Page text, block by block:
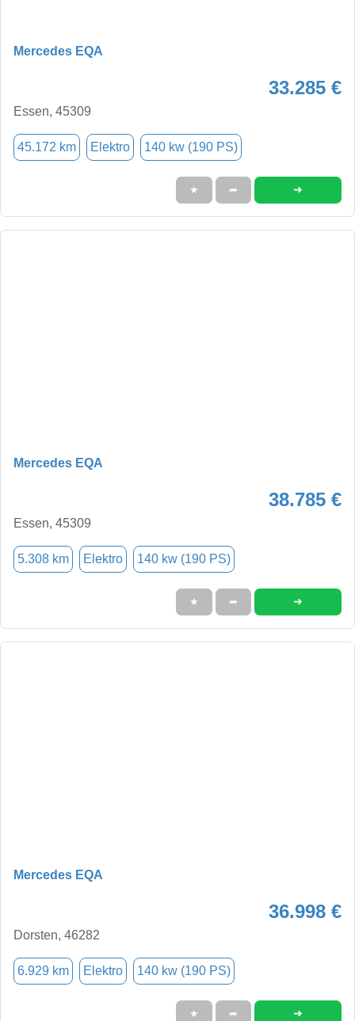
Mercedes EQA
33.285 €
Essen, 45309
45.172 km Elektro 140 kw (190 PS)
★ ➦ ➜
Mercedes EQA
38.785 €
Essen, 45309
5.308 km Elektro 140 kw (190 PS)
★ ➦ ➜
Mercedes EQA
36.998 €
Dorsten, 46282
6.929 km Elektro 140 kw (190 PS)
★ ➦ ➜